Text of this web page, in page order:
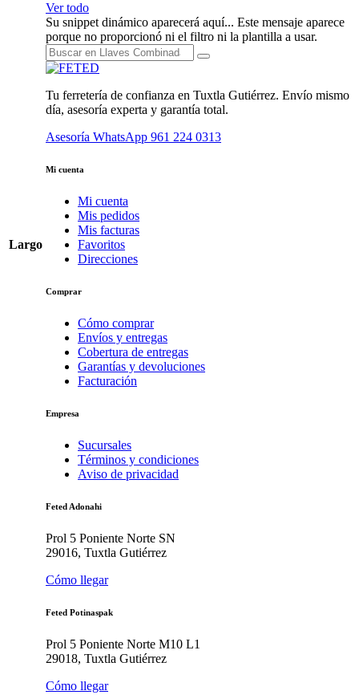
Largo
Ver todo
Su snippet dinámico aparecerá aquí... Este mensaje aparece
porque no proporcionó ni el filtro ni la plantilla a usar.
Tu ferretería de confianza en Tuxtla Gutiérrez. Envío mismo
día, asesoría experta y garantía total.
Asesoría WhatsApp 961 224 0313
Mi cuenta
Mi cuenta
Mis pedidos
Mis facturas
Favoritos
Direcciones
Comprar
Cómo comprar
Envíos y entregas
Cobertura de entregas
Garantías y devoluciones
Facturación
Empresa
Sucursales
Términos y condiciones
Aviso de privacidad
Feted Adonahi
Prol 5 Poniente Norte SN
29016, Tuxtla Gutiérrez
Cómo llegar
Feted Potinaspak
Prol 5 Poniente Norte M10 L1
29018, Tuxtla Gutiérrez
Cómo llegar